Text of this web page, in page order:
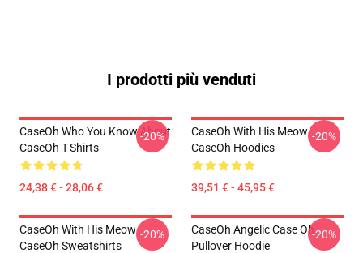
I prodotti più venduti
CaseOh Who You Know About
CaseOh T-Shirts
24,38 € - 28,06 €
-20%
CaseOh With His Meow
CaseOh Hoodies
39,51 € - 45,95 €
-20%
CaseOh With His Meow
CaseOh Sweatshirts
-20%
CaseOh Angelic Case Oh
Pullover Hoodie
-20%